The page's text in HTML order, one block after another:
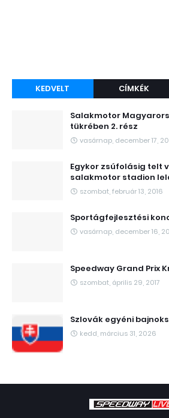
KEDVELT CÍMKÉK
Salakmotor
tükrében 2. rész
vasárnap, december 17,
Egykor zsúfolásig telt
salakmotor stadion
szombat, február 13, 2016
Sportágfejlesztési
vasárnap, december 16,
Speedway Grand Prix
szombat, április 29, 2017
Szlovák egyéni
kedd, március 31, 2026